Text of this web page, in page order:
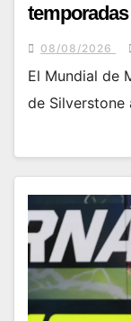
08/08/2026
El Mundial de
de Silverstone